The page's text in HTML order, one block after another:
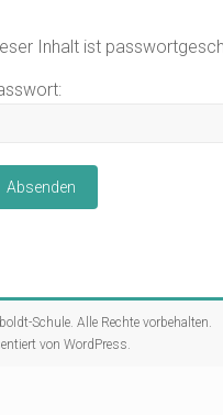
Inhalt ist
Schule. Alle Rechte vorbehalten.
von WordPress.